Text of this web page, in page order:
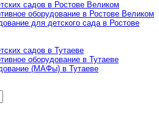
садов в Ростове Великом
оборудование в Ростове Великом
для детского сада в Ростове
садов в Тутаеве
оборудование в Тутаеве
(МАФы) в Тутаеве